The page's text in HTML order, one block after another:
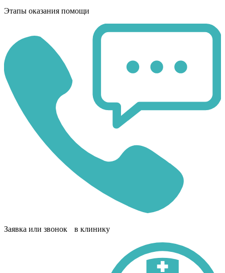
Этапы оказания помощи
Заявка или звонок в клинику